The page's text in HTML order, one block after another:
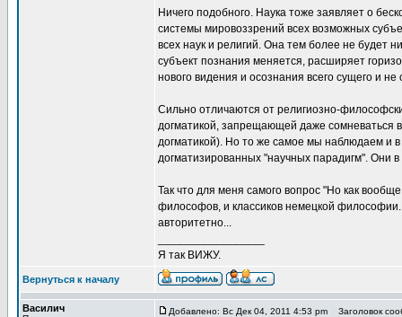
Ничего подобного. Наука тоже заявляет о
системы мировоззрений всех возможных
всех наук и религий. Она тем более не будет
субъект познания меняется, расширяет
нового видения и осознания всего сущего и не
Сильно отличаются от религиозно-
догматикой, запрещающей даже сомневаться
догматикой). Но то же самое мы наблюдаем и
догматизированных "научных парадигм". Они
Так что для меня самого вопрос "Но как
философов, и классиков немецкой
авторитетно...
Я так ВИЖУ.
Вернуться к началу
Василич Добавлено: Вс Дек 04, 2011 4:53 pm Заголовок